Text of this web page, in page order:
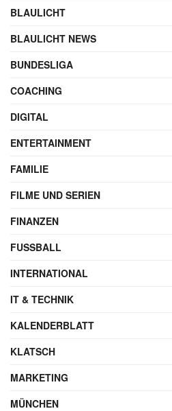
BLAULICHT
BLAULICHT NEWS
BUNDESLIGA
COACHING
DIGITAL
ENTERTAINMENT
FAMILIE
FILME UND SERIEN
FINANZEN
FUSSBALL
INTERNATIONAL
IT & TECHNIK
KALENDERBLATT
KLATSCH
MARKETING
MÜNCHEN